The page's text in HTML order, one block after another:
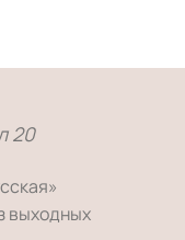
20
выходных